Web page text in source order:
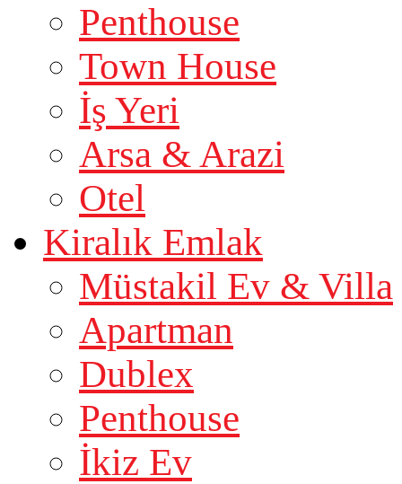
Penthouse
Town House
İş Yeri
Arsa & Arazi
Otel
Kiralık Emlak
Müstakil Ev & Villa
Apartman
Dublex
Penthouse
İkiz Ev